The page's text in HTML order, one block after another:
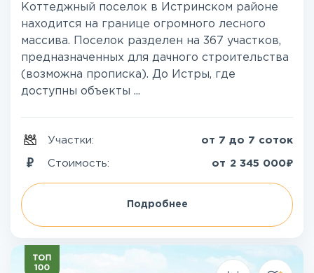
Коттеджный поселок в Истринском районе
находится на границе огромного лесного
массива. Поселок разделен на 367 участков,
предназначенных для дачного строительства
(возможна прописка). До Истры, где
доступны объекты ...
Участки: от 7 до 7 соток
Стоимость: от 2 345 000₽
Подробнее